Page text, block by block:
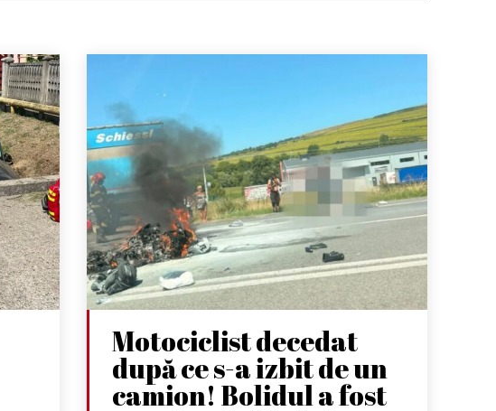
Motociclist decedat
după ce s-a izbit de un
camion! Bolidul a fost